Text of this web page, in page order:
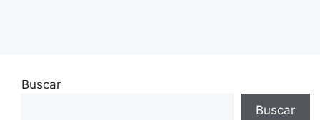
Buscar
Buscar